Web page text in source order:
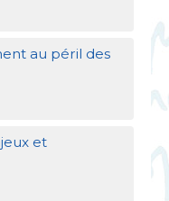
au péril des
et